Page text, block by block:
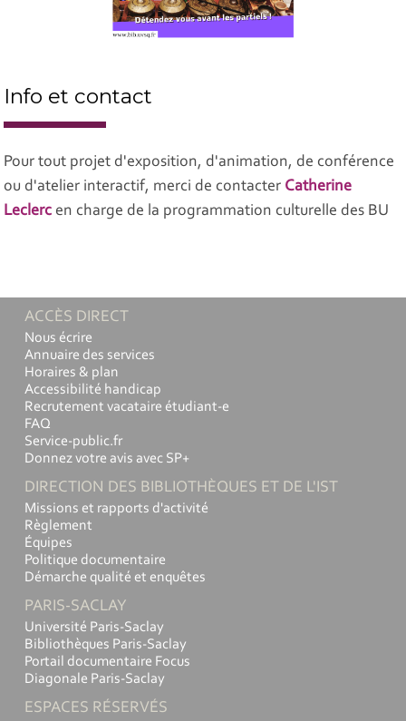
Info et contact
Pour tout projet d'exposition, d'animation, de conférence
ou d'atelier interactif, merci de contacter Catherine
Leclerc en charge de la programmation culturelle des BU
ACCÈS DIRECT
Nous écrire
Annuaire des services
Horaires & plan
Accessibilité handicap
Recrutement vacataire étudiant-e
FAQ
Service-public.fr
Donnez votre avis avec SP+
DIRECTION DES BIBLIOTHÈQUES ET DE L'IST
Missions et rapports d'activité
Règlement
Équipes
Politique documentaire
Démarche qualité et enquêtes
PARIS-SACLAY
Université Paris-Saclay
Bibliothèques Paris-Saclay
Portail documentaire Focus
Diagonale Paris-Saclay
ESPACES RÉSERVÉS